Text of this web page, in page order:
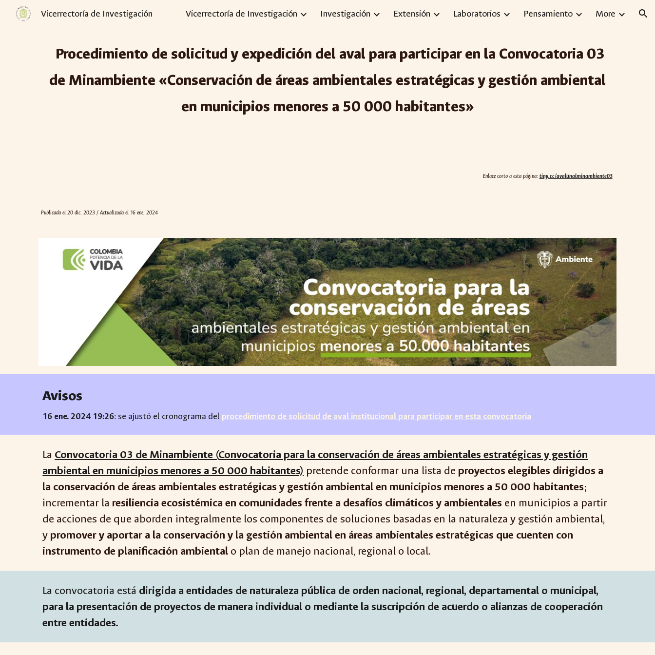
Skip to main content Skip to navigation
Vicerrectoría de Investigación Vicerrectoría de Investigación Investigación Extensión Laboratorios Pensamiento More
Procedimiento de solicitud y expedición del aval para participar en la Convocatoria 03
de Minambiente «Conservación de áreas ambientales estratégicas y gestión ambiental
en municipios menores a 50 000 habitantes»
Enlace corto a esta página: tiny.cc/avalunalminambiente03
Publicada el 20 dic. 2023 / Actualizada el 16 ene. 2024
Avisos
16 ene. 2024 19:26: se ajustó el cronograma del procedimiento de solicitud de aval institucional para participar en esta convocatoria
La Convocatoria 03 de Minambiente (Convocatoria para la conservación de áreas ambientales estratégicas y gestión
ambiental en municipios menores a 50 000 habitantes) pretende conformar una lista de proyectos elegibles dirigidos a
la conservación de áreas ambientales estratégicas y gestión ambiental en municipios menores a 50 000 habitantes;
incrementar la resiliencia ecosistémica en comunidades frente a desafíos climáticos y ambientales en municipios a partir
de acciones de que aborden integralmente los componentes de soluciones basadas en la naturaleza y gestión ambiental,
y promover y aportar a la conservación y la gestión ambiental en áreas ambientales estratégicas que cuenten con
instrumento de planificación ambiental o plan de manejo nacional, regional o local.
La convocatoria está dirigida aentidades de naturaleza pública de orden nacional, regional, departamental o municipal,
para la presentación de proyectos de manera individual o mediante la suscripción de acuerdo o alianzas de cooperación
entre entidades.